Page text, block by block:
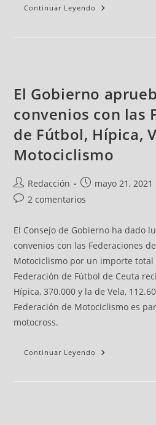
Continuar Leyendo
El Gobierno
convenios con las
de Fútbol, Hípica,
Motociclismo
Redacción mayo 21, 2021
2 comentarios
El Consejo de Gobierno ha dado
convenios con las Federaciones
Motociclismo por un importe total
Federación de Fútbol de Ceuta
Hípica, 370.000 y la de Vela,
Federación de Motociclismo es
motocross.
Continuar Leyendo